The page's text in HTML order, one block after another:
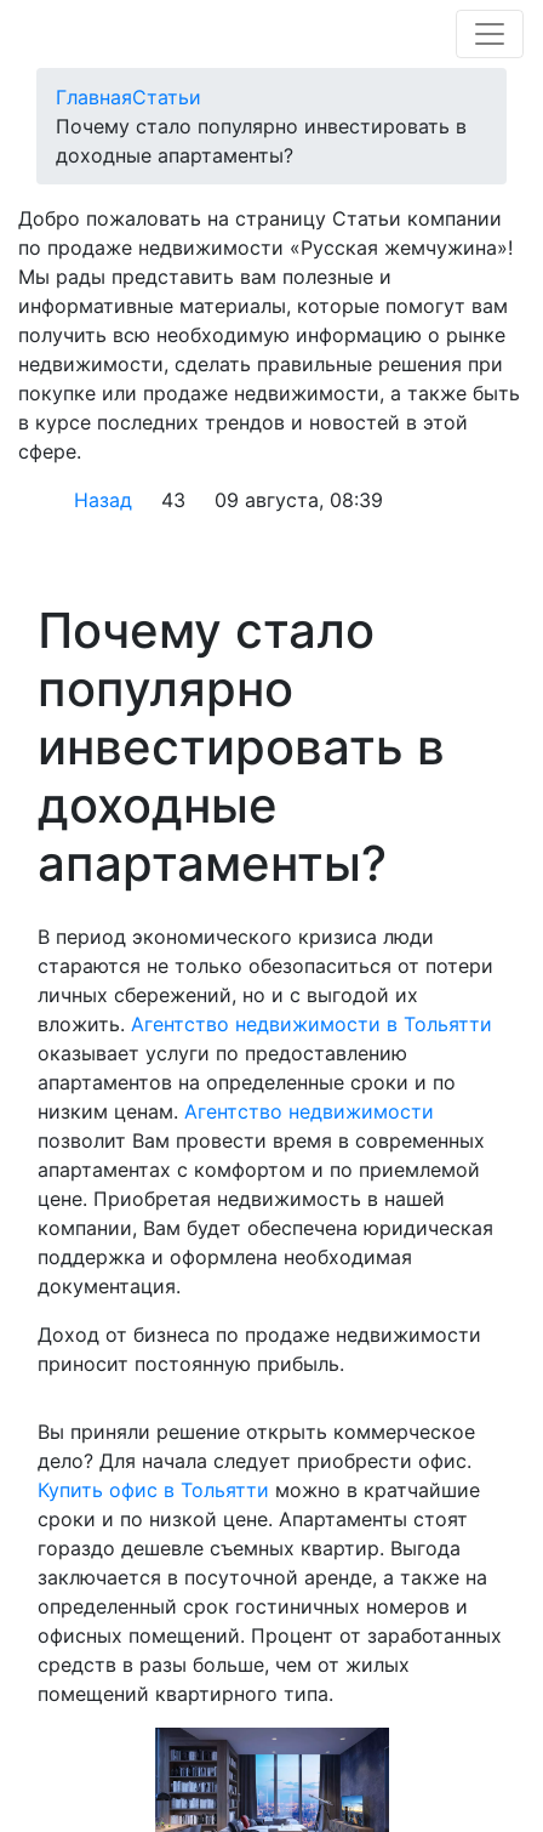
ГлавнаяСтатьи
Почему стало популярно инвестировать в
доходные апартаменты?
Добро пожаловать на страницу Статьи компании
по продаже недвижимости «Русская жемчужина»!
Мы рады представить вам полезные и
информативные материалы, которые помогут вам
получить всю необходимую информацию о рынке
недвижимости, сделать правильные решения при
покупке или продаже недвижимости, а также быть
в курсе последних трендов и новостей в этой
сфере.
Назад
43 09 августа, 08:39
Почему стало
популярно
инвестировать в
доходные
апартаменты?
В период экономического кризиса люди
стараются не только обезопаситься от потери
личных сбережений, но и с выгодой их
вложить. Агентство недвижимости в Тольятти
оказывает услуги по предоставлению
апартаментов на определенные сроки и по
низким ценам. Агентство недвижимости
позволит Вам провести время в современных
апартаментах с комфортом и по приемлемой
цене. Приобретая недвижимость в нашей
компании, Вам будет обеспечена юридическая
поддержка и оформлена необходимая
документация.
Доход от бизнеса по продаже недвижимости
приносит постоянную прибыль.
Вы приняли решение открыть коммерческое
дело? Для начала следует приобрести офис.
Купить офис в Тольятти можно в кратчайшие
сроки и по низкой цене. Апартаменты стоят
гораздо дешевле съемных квартир. Выгода
заключается в посуточной аренде, а также на
определенный срок гостиничных номеров и
офисных помещений. Процент от заработанных
средств в разы больше, чем от жилых
помещений квартирного типа.